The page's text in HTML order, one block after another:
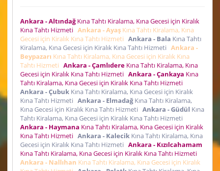
Ankara - AltındağKına Tahtı Kiralama, Kına Gecesi için Kiralık
Kına Tahtı Hizmeti Ankara - Ayaş Kına Tahtı Kiralama, Kına
Gecesi için Kiralık Kına Tahtı Hizmeti Ankara - Bala Kına Tahtı
Kiralama, Kına Gecesi için Kiralık Kına Tahtı Hizmeti Ankara -
Beypazarı Kına Tahtı Kiralama, Kına Gecesi için Kiralık Kına
Tahtı Hizmeti Ankara - Çamlıdere Kına Tahtı Kiralama, Kına
Gecesi için Kiralık Kına Tahtı Hizmeti Ankara - Çankaya Kına
Tahtı Kiralama, Kına Gecesi için Kiralık Kına Tahtı Hizmeti
Ankara - Çubuk Kına Tahtı Kiralama, Kına Gecesi için Kiralık
Kına Tahtı Hizmeti Ankara - ElmadağKına Tahtı Kiralama,
Kına Gecesi için Kiralık Kına Tahtı Hizmeti Ankara - Güdül Kına
Tahtı Kiralama, Kına Gecesi için Kiralık Kına Tahtı Hizmeti
Ankara - Haymana Kına Tahtı Kiralama, Kına Gecesi için Kiralık
Kına Tahtı Hizmeti Ankara - Kalecik Kına Tahtı Kiralama, Kına
Gecesi için Kiralık Kına Tahtı Hizmeti Ankara - Kızılcahamam
Kına Tahtı Kiralama, Kına Gecesi için Kiralık Kına Tahtı Hizmeti
Ankara - Nallıhan Kına Tahtı Kiralama, Kına Gecesi için Kiralık